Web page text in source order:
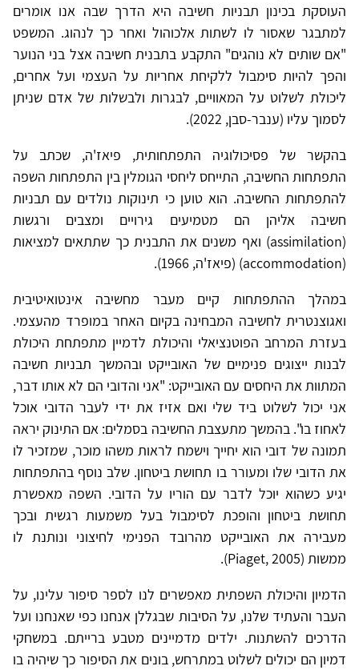
העוסקת בכינון תבניות חשיבה היא הדרך שבה אנו אומרים
למתבגר שאסור לו לשתות אלכוהול ואחר כך לנהוג. המשפט
"אם שותים לא נוהגים" התקבע בתבנית חשיבה אצל בני הנוער
והפך להיות סימבול ללקיחת אחריות על העצמי ועל אחרים,
ליכולת לשלוט על המאוויים, לבגרות ולבשלות של אדם שניתן
לסמוך עליו (ענבר-סבן, 2022).
בהקשר של פסיכולוגיה התפתחותית, פיאז'ה, שכתב על
התפתחות החשיבה, התייחס ליחסי הגומלין בין התפתחות השפה
להתפתחות החשיבה. הוא טוען כי תינוקות נולדים עם תבניות
חשיבה אליהן הם מטמיעים גירויים ומצבים ורגשות
(assimilation) ואף משנים את התבנית כך שתתאים למציאות
(accommodation) (פיאז'ה, 1966).
במהלך ההתפתחות קיים מעבר מחשיבה אינטואיטיבית
ואגוצנטרית לחשיבה המבחינה בקיום האחר במופרד מהעצמי.
בעזרת המרחב הפוטנציאלי והיכולת לדמיין מתפתחת היכולת
לבנות ייצוגים פנימיים של האובייקט ובהמשך תבניות חשיבה
המתוות את היחסים עם האובייקט: "אני והדובי הם לא אותו דבר,
אני יכול לשלוט ביד שלי ואם אזיז את ידי לעבר הדובי אוכל
לאחוז בו". בהמשך מתעצבת החשיבה בסמלים: אם התינוק יראה
תמונה של דובי הוא יחייך וישמח לראות משהו מוכר, שמזכיר לו
את הדובי שלו ומעורר בו תחושת ביטחון. שלב נוסף בהתפתחות
יגיע כשהוא יוכל לדבר עם הוריו על הדובי. השפה מאפשרת
תחושת ביטחון והופכת לסימבול בעל משמעות רגשית ובכך
מעבירה את האובייקט מהרובד הפנימי לחיצוני ונותנת לו
ממשות (Piaget, 2005).
הדמיון והיכולת השפתית מאפשרים לנו לספר סיפור עלינו, על
העבר והעתיד שלנו, על הסיבות שבגללן אנחנו כפי שאנחנו ועל
הדרכים להשתנות. ילדים מדמיינים מטבע ברייתם. במשחקי
דמיון הם יכולים לשלוט במתרחש, בונים את הסיפור כך שיהיה בו